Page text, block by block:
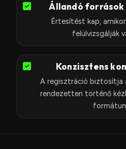
Állandó
Értesítést kap,
felülvizsgálják
Konzisztens
A regisztráció biztosítja
rendezetten történő